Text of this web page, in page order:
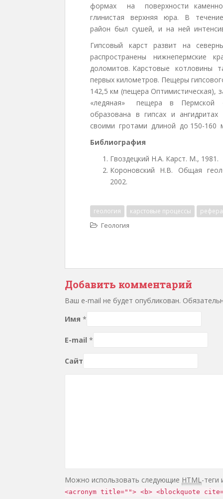
формах на поверхности
глинистая верхняя юра. В
район был сушей, и на ней
Гипсовый карст развит на
распространены
доломитов. Карстовые
первых километров. Пещеры
142,5 км (пещера Оптимистическая),
«ледяная» пещера в Пермской
образована в гипсах и
своими гротами длиной до 150-160
Библиография
Гвоздецкий Н.А. Карст. М., 1981.
Короновский Н.В. Общая
2002.
геология карстовые процессы
Геология
Добавить комментарий
Ваш e-mail не будет опубликован.
Имя *
E-mail *
Сайт
Можно использовать следующие HTML-теги
<acronym title=""> <b> <blockquote